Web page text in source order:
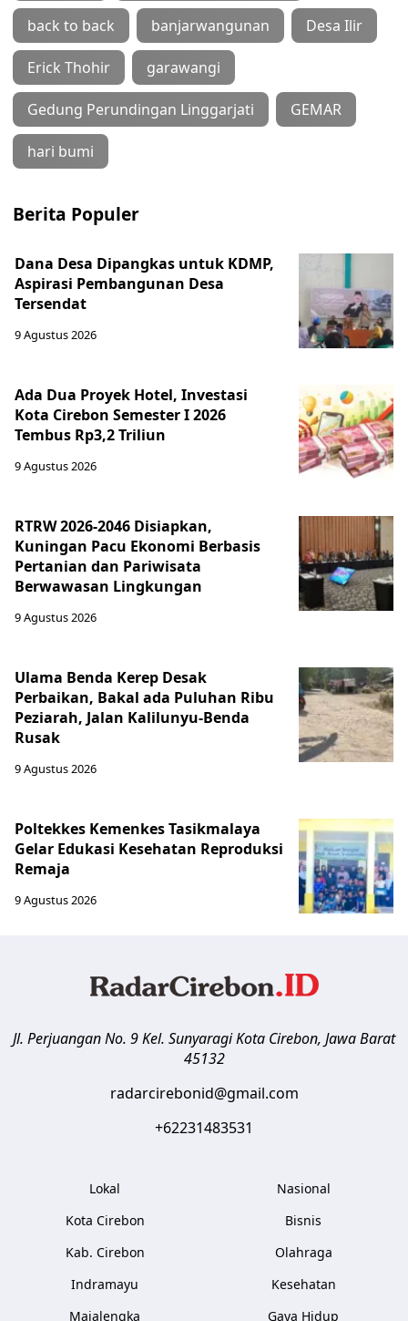
back to back banjarwangunan Desa Ilir
Erick Thohir garawangi
Gedung Perundingan Linggarjati GEMAR
hari bumi
Berita Populer
Dana Desa Dipangkas untuk KDMP,
Aspirasi Pembangunan Desa
Tersendat
9 Agustus 2026
Ada Dua Proyek Hotel, Investasi
Kota Cirebon Semester I 2026
Tembus Rp3,2 Triliun
9 Agustus 2026
RTRW 2026-2046 Disiapkan,
Kuningan Pacu Ekonomi Berbasis
Pertanian dan Pariwisata
Berwawasan Lingkungan
9 Agustus 2026
Ulama Benda Kerep Desak
Perbaikan, Bakal ada Puluhan Ribu
Peziarah, Jalan Kalilunyu-Benda
Rusak
9 Agustus 2026
Poltekkes Kemenkes Tasikmalaya
Gelar Edukasi Kesehatan Reproduksi
Remaja
9 Agustus 2026
Jl. Perjuangan No. 9 Kel. SunyaragiKota Cirebon, Jawa Barat
45132
radarcirebonid@gmail.com
+62231483531
Lokal
Kota Cirebon
Kab. Cirebon
Indramayu
Majalengka
Nasional
Bisnis
Olahraga
Kesehatan
Gaya Hidup